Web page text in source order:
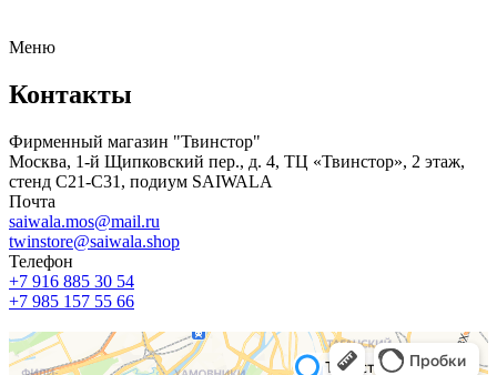
Меню
Контакты
Фирменный магазин "Твинстор"
Москва, 1-й Щипковский пер., д. 4, ТЦ «Твинстор», 2 этаж,
стенд С21-С31, подиум SAIWALA
Почта
saiwala.mos@mail.ru
twinstore@saiwala.shop
Телефон
+7 916 885 30 54
+7 985 157 55 66